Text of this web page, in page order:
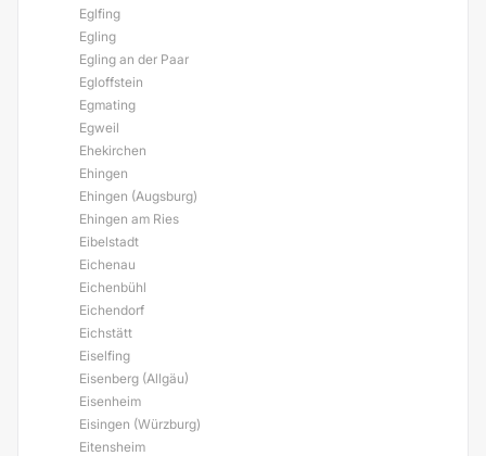
Eglfing
Egling
Egling an der Paar
Egloffstein
Egmating
Egweil
Ehekirchen
Ehingen
Ehingen (Augsburg)
Ehingen am Ries
Eibelstadt
Eichenau
Eichenbühl
Eichendorf
Eichstätt
Eiselfing
Eisenberg (Allgäu)
Eisenheim
Eisingen (Würzburg)
Eitensheim